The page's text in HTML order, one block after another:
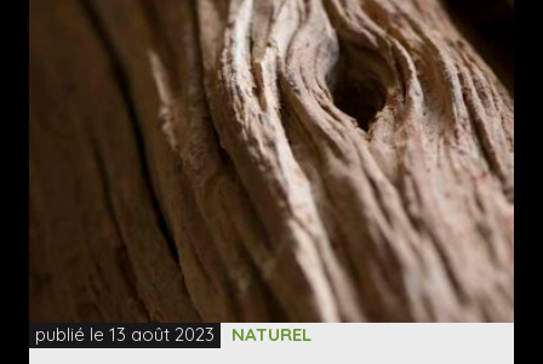
publié le 13 août 2023 NATUREL